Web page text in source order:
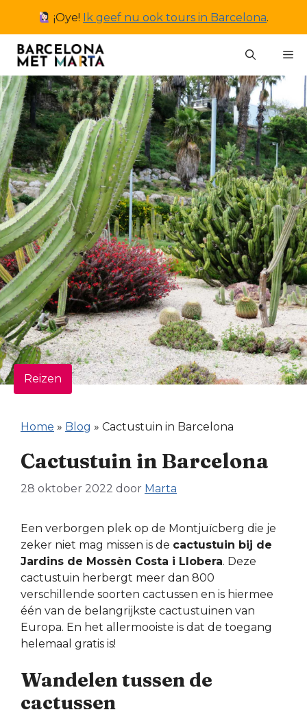
inhoud
¡Oye! Ik geef nu ook tours in Barcelona.
Reizen
Home » Blog » Cactustuin in Barcelona
Cactustuin in Barcelona
28 oktober 2022 door Marta
Een verborgen plek op de Montjuïcberg die je
zeker niet mag missen is de cactustuin bij de
Jardins de Mossèn Costa i Llobera. Deze
cactustuin herbergt meer dan 800
verschillende soorten cactussen en is hiermee
één van de belangrijkste cactustuinen van
Europa. En het allermooiste is dat de toegang
helemaal gratis is!
Wandelen tussen de
cactussen